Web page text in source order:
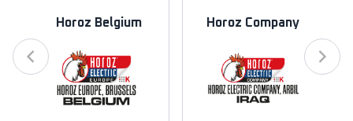
Horoz Belgium Horoz Company